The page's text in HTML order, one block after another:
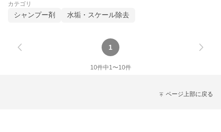
カテゴリ
シャンプー剤 水垢・スケール除去
1
10件中1〜10件
ページ上部に戻る